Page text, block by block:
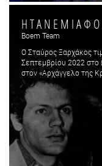
Η Τ Α Ν Ε Μ Ι Α Φ Ο
Boem Team
Ο Σταύρος Ξαρχάκος
Σεπτεμβρίου 2022
στον «Αρχάγγελο της